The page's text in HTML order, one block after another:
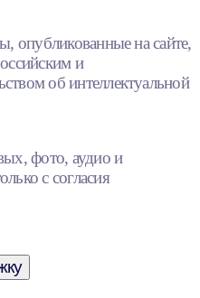
опубликованные на сайте,
и
об интеллектуальной
фото, аудио и
с согласия